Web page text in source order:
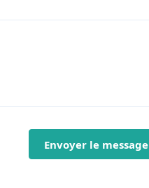
Envoyer le message